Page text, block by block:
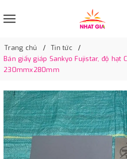
Trang chủ
Tin tức
Bán giấy giáp Sankyo Fujistar, độ hạt
230mmx280mm